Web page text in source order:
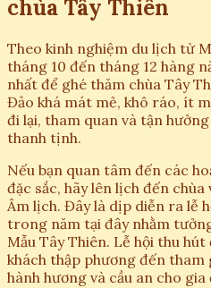
chùa Tây Thiên
Theo kinh nghiệm du lịch từ
tháng 10 đến tháng 12 hàng
nhất để ghé thăm chùa Tây
Đảo khá mát mẻ, khô ráo, ít
đi lại, tham quan và tận
thanh tịnh.
Nếu bạn quan tâm đến các
đặc sắc, hãy lên lịch đến chùa
Âm lịch. Đây là dịp diễn ra lễ
trong năm tại đây nhằm
Mẫu Tây Thiên. Lễ hội thu
khách thập phương đến
hành hương và cầu an cho gia